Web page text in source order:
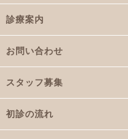
診療案内
お問い合わせ
スタッフ募集
初診の流れ